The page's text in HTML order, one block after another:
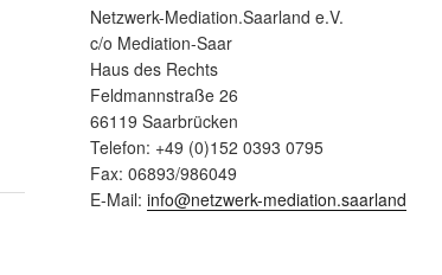
Netzwerk-Mediation.Saarland e.V.
c/o Mediation-Saar
Haus des Rechts
Feldmannstraße 26
66119 Saarbrücken
Telefon: +49 (0)152 0393 0795
Fax: 06893/986049
E-Mail: info@netzwerk-mediation.saarland